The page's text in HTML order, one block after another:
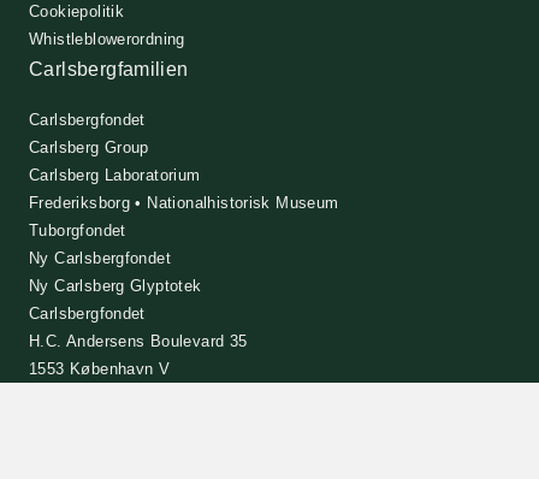
Cookiepolitik
Whistleblowerordning
Carlsbergfamilien
Carlsbergfondet
Carlsberg Group
Carlsberg Laboratorium
Frederiksborg • Nationalhistorisk Museum
Tuborgfondet
Ny Carlsbergfondet
Ny Carlsberg Glyptotek
Carlsbergfondet
H.C. Andersens Boulevard 35
1553 København V